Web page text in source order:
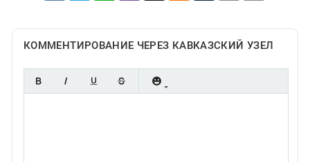
КОММЕНТИРОВАНИЕ ЧЕРЕЗ КАВКАЗСКИЙ УЗЕЛ